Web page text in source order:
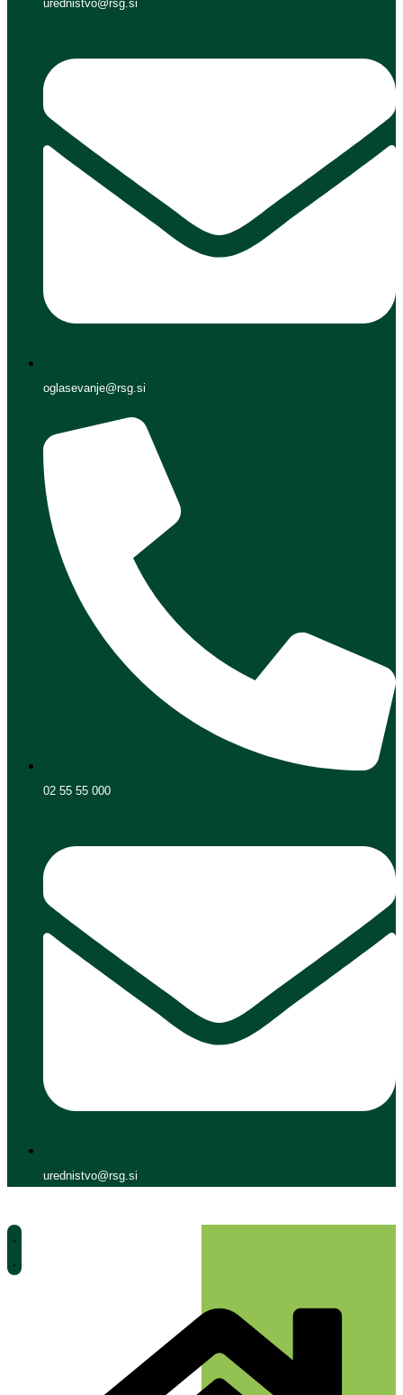
urednistvo@rsg.si
oglasevanje@rsg.si
02 55 55 000
urednistvo@rsg.si